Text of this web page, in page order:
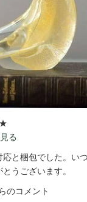
る
応と梱包でした。い
うございます。
のコメント